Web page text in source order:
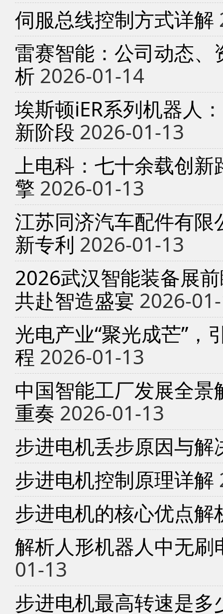
伺服总线控制方式详解
雷赛智能：公司动态
析 2026-01-14
埃斯顿iER系列机器人
新阶段 2026-01-13
上电科：七十余载创
擎 2026-01-13
江苏同济汽车配件有
新专利 2026-01-13
2026武汉智能装备展
共赴智造盛宴 2026-
光电产业“聚光成芒”，
程 2026-01-13
中国智能工厂发展全
重奏 2026-01-13
步进电机丢步原因与解
步进电机控制原理详解
步进电机的核心优点解
解析人形机器人中无
01-13
步进电机最高转速是多